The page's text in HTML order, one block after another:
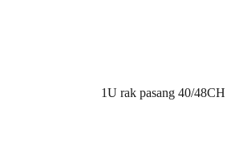
1U rak pasang 40/